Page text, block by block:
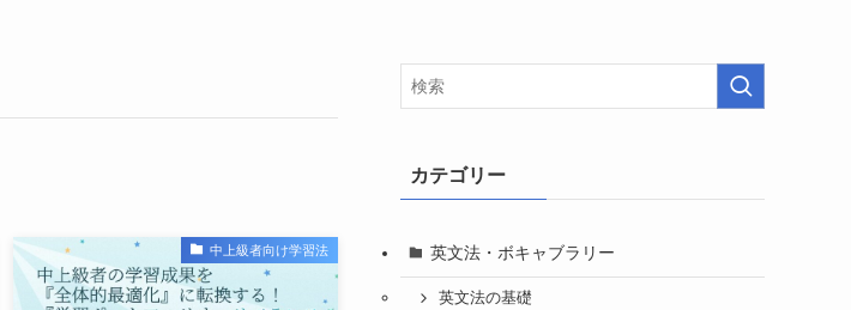
中上級者向け学習法
カテゴリー
英文法・ボキャブラリー
英文法の基礎